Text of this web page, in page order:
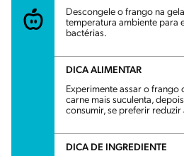
Descongele o frango na
temperatura ambiente para
bactérias.
DICA ALIMENTAR
Experimente assar o frango
carne mais suculenta,
consumir, se preferir
DICA DE INGREDIENTE